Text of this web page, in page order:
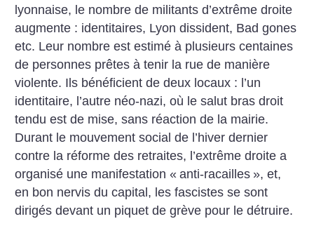
lyonnaise, le nombre de militants d’extrême droite
augmente : identitaires, Lyon dissident, Bad gones
etc. Leur nombre est estimé à plusieurs centaines
de personnes prêtes à tenir la rue de manière
violente. Ils bénéficient de deux locaux : l’un
identitaire, l’autre néo-nazi, où le salut bras droit
tendu est de mise, sans réaction de la mairie.
Durant le mouvement social de l’hiver dernier
contre la réforme des retraites, l’extrême droite a
organisé une manifestation « anti-racailles », et,
en bon nervis du capital, les fascistes se sont
dirigés devant un piquet de grève pour le détruire.